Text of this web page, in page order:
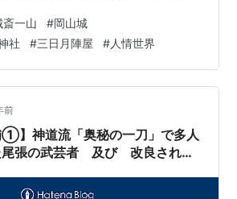
試合で勝った左門は、恨みを回避する
修行の旅に出る。岡山、兵庫、香川
々で腕比べで負かした者たちを次々
。しかし留守の父母が姦策によって
事を知り、仇討を果たす。 明治２０
っ…
斎一山 #岡山城
社 #三日月陣屋 #人情世界
前
】神道流「奥秘の一刀」で多人
尾張の武芸者 及び 改良された